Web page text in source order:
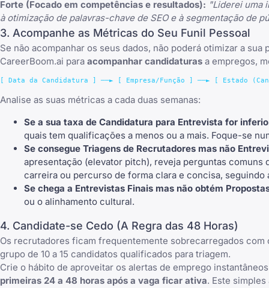
Forte (Focado em competências e resultados): "Liderei uma
à otimização de palavras-chave de SEO e à segmentação de
3. Acompanhe as Métricas do Seu Funil Pessoal
Se não acompanhar os seus dados, não poderá otimizar a
CareerBoom.ai para acompanhar candidaturas a empregos,
Analise as suas métricas a cada duas semanas:
Se a sua taxa de Candidatura para Entrevista for
quais tem qualificações a menos ou a mais. Foque-se
Se consegue Triagens de Recrutadores mas não
apresentação (elevator pitch), reveja perguntas comuns
carreira ou percurso de forma clara e concisa, seguindo
Se chega a Entrevistas Finais mas não obtém
ou o alinhamento cultural.
4. Candidate-se Cedo (A Regra das 48 Horas)
Os recrutadores ficam frequentemente sobrecarregados
grupo de 10 a 15 candidatos qualificados para triagem.
Crie o hábito de aproveitar os alertas de emprego
primeiras 24 a 48 horas após a vaga ficar ativa. Este